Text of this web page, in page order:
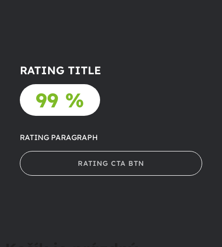
RATING TITLE
99 %
RATING PARAGRAPH
RATING CTA BTN